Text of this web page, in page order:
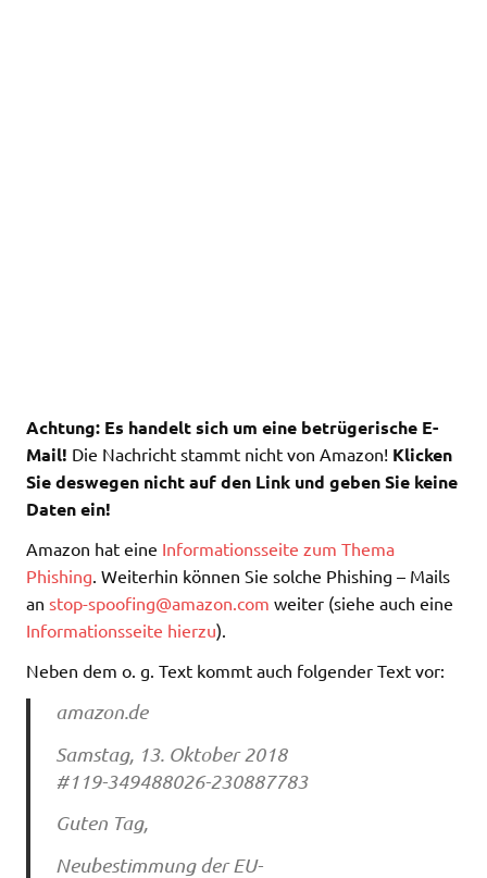
Achtung: Es handelt sich um eine betrügerische E-
Mail! Die Nachricht stammt nicht von Amazon! Klicken
Sie deswegen nicht auf den Link und geben Sie keine
Daten ein!
Amazon hat eine Informationsseite zum Thema
Phishing . Weiterhin können Sie solche Phishing – Mails
an stop-spoofing@amazon.com weiter (siehe auch eine
Informationsseite hierzu).
Neben dem o. g. Text kommt auch folgender Text vor:
amazon.de
Samstag, 13. Oktober 2018
#119-349488026-230887783
Guten Tag,
Neubestimmung der EU-